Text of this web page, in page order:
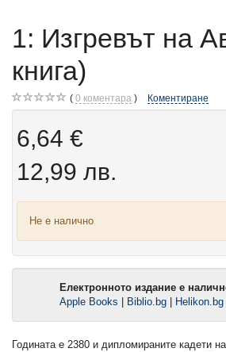
1: Изгревът на
книга)
0 коментара Коментиране
6,64 €
12,99 лв.
Не е налично
Електронното издание е
Apple Books
Biblio.bg Helikon.bg
Годината е 2380 и дипломираните кадети